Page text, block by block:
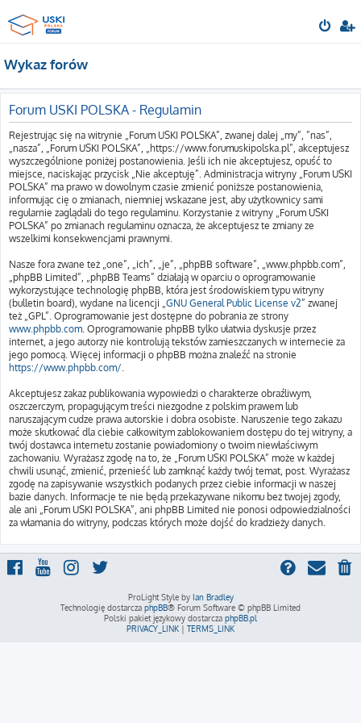
Wykaz forów
Forum USKI POLSKA - Regulamin
Rejestrując się na witrynie „Forum USKI POLSKA”, zwanej dalej „my”, ”nas”,
„nasza”, „Forum USKI POLSKA”, „https://www.forumuskipolska.pl”, akceptujesz
wyszczególnione poniżej postanowienia. Jeśli ich nie akceptujesz, opuść to
miejsce, naciskając przycisk „Nie akceptuję”. Administracja witryny „Forum USKI
POLSKA” ma prawo w dowolnym czasie zmienić poniższe postanowienia,
informując cię o zmianach, niemniej wskazane jest, aby użytkownicy sami
regularnie zaglądali do tego regulaminu. Korzystanie z witryny „Forum USKI
POLSKA” po zmianach regulaminu oznacza, że akceptujesz te zmiany ze
wszelkimi konsekwencjami prawnymi.
Nasze fora zwane też „one”, „ich”, „je”, „phpBB software”, „www.phpbb.com”,
„phpBB Limited”, „phpBB Teams” działają w oparciu o oprogramowanie
wykorzystujące technologię phpBB, która jest środowiskiem typu witryny
(bulletin board), wydane na licencji „GNU General Public License v2” zwanej
też „GPL”. Oprogramowanie jest dostępne do pobrania ze strony
www.phpbb.com. Oprogramowanie phpBB tylko ułatwia dyskusje przez
internet, a jego autorzy nie kontrolują tekstów zamieszczanych w internecie za
jego pomocą. Więcej informacji o phpBB można znaleźć na stronie
https://www.phpbb.com/.
Akceptujesz zakaz publikowania wypowiedzi o charakterze obraźliwym,
oszczerczym, propagującym treści niezgodne z polskim prawem lub
naruszającym cudze prawa autorskie i dobra osobiste. Naruszenie tego zakazu
może skutkować dla ciebie całkowitym zablokowaniem dostępu do tej witryny, a
twój dostawca internetu zostanie powiadomiony o twoim niewłaściwym
zachowaniu. Wyrażasz zgodę na to, że „Forum USKI POLSKA” może w każdej
chwili usunąć, zmienić, przenieść lub zamknąć każdy twój temat, post. Wyrażasz
zgodę na zapisywanie wszystkich podanych przez ciebie informacji w naszej
bazie danych. Informacje te nie będą przekazywane nikomu bez twojej zgody,
ale ani „Forum USKI POLSKA”, ani phpBB Limited nie ponosi odpowiedzialności
za włamania do witryny, podczas których może dojść do kradzieży danych.
ProLight Style by Ian Bradley
Technologię dostarcza phpBB® Forum Software © phpBB Limited
Polski pakiet językowy dostarcza phpBB.pl
PRIVACY_LINK | TERMS_LINK